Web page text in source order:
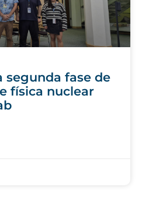
segunda fase de
física nuclear